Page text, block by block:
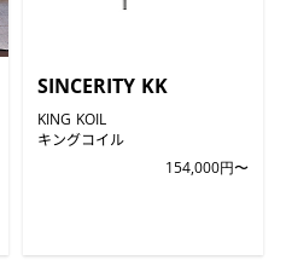
SINCERITY KK
KING KOIL
キングコイル
154,000円〜